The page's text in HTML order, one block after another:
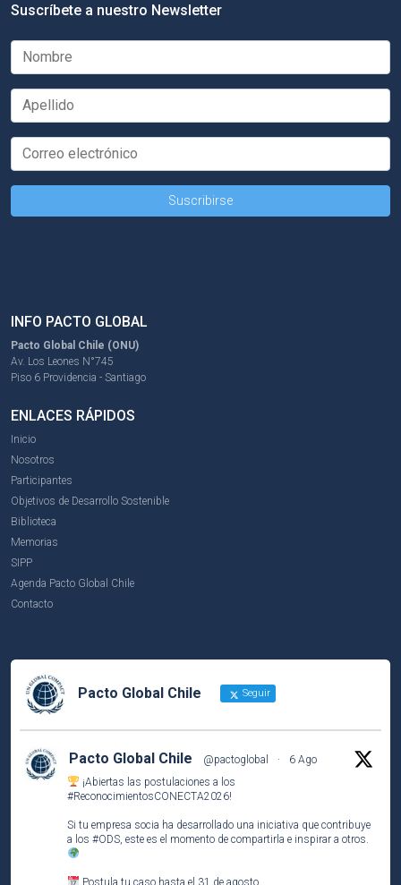
Suscríbete a nuestro Newsletter
INFO PACTO GLOBAL
Pacto Global Chile (ONU)
Av. Los Leones N°745
Piso 6 Providencia - Santiago
ENLACES RÁPIDOS
Inicio
Nosotros
Participantes
Objetivos de Desarrollo Sostenible
Biblioteca
Memorias
SIPP
Agenda Pacto Global Chile
Contacto
Pacto Global Chile Seguir
Pacto Global Chile @pactoglobal ·
6 Ago
¡Abiertas las postulaciones a los
#ReconocimientosCONECTA2026!
Si tu empresa socia ha desarrollado una iniciativa que contribuye
a los #ODS , este es el momento de compartirla e inspirar a otros.
Postula tu caso hasta el 31 de agosto.